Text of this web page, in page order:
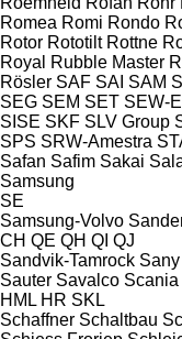
Romea Romi Rondo
Rotor Rototilt Rottne
Royal
Rubble Master
Rösler SAF SAI SAM
SEG SEM SET SEW-
SISE SKF SLV Group
SPS SRW-Amestra
Safan Safim Sakai
Samsung
SE
Samsung-Volvo
CH QE QH QI QJ
Sandvik-Tamrock Sany
Sauter Savalco Scania
HML HR SKL
Schaffner Schaltbau